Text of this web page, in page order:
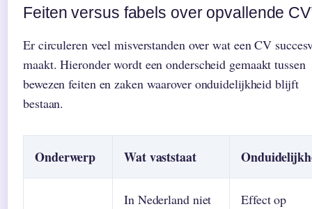
Feiten versus fabels over opvallende
Er circuleren veel misverstanden over wat een CV
maakt. Hieronder wordt een onderscheid gemaakt tussen
bewezen feiten en zaken waarover onduidelijkheid blijft
bestaan.
Onderwerp Wat vaststaat
In Nederland niet
Effect op